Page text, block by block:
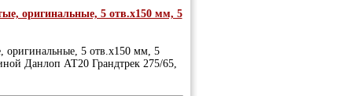
оригинальные, 5 отв.х150 мм, 5
оригинальные, 5 отв.х150 мм, 5
Данлоп АТ20 Грандтрек 275/65,